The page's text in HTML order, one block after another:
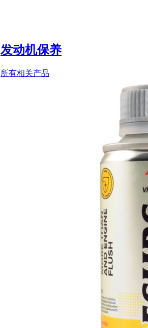
发动机保养
所有相关产品